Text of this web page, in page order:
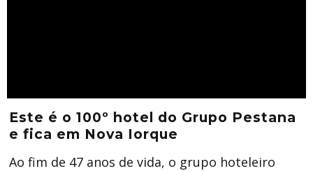
Este é o 100º hotel do Grupo Pestana
e fica em Nova Iorque
Ao fim de 47 anos de vida, o grupo hoteleiro